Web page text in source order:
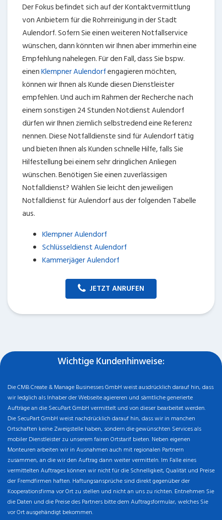
Der Fokus befindet sich auf der Kontaktvermittlung
von Anbietern für die Rohrreinigung in der Stadt
Aulendorf. Sofern Sie einen weiteren Notfallservice
wünschen, dann könnten wir Ihnen aber immerhin eine
Empfehlung nahelegen. Für den Fall, dass Sie bspw.
einenKlempner Aulendorfengagieren möchten,
können wir Ihnen als Kunde diesen Dienstleister
empfehlen. Und auch im Rahmen der Recherche nach
einem sonstigen 24 Stunden Notdienst Aulendorf
dürfen wir Ihnen ziemlich selbstredend eine Referenz
nennen. Diese Notfalldienste sind für Aulendorf tätig
und bieten Ihnen als Kunden schnelle Hilfe, falls Sie
Hilfestellung bei einem sehr dringlichen Anliegen
wünschen. Benötigen Sie einen zuverlässigen
Notfalldienst? Wählen Sie leicht den jeweiligen
Notfalldienst für Aulendorf aus der folgenden Tabelle
aus.
Klempner Aulendorf
Schlüsseldienst Aulendorf
Kammerjäger Aulendorf
JETZT ANRUFEN
Wichtige Kundenhinweise:
Die CMB Create & Manage Businesses GmbH weist ausdrücklich darauf hin, dass
wir ledglich als Inhaber der Webseite agiereren und sämtliche generierte
Aufträge an die SecuPart GmbH vermittelt und von dieser bearbeitet werden.
Die SecuPart GmbH weist nachdrücklich darauf hin, dass wir in manchen
Ortschaften keine Zweigstelle haben, sondern die gewünschten Services als
mobiler Dienstleister zu unserem fairen Ortstarif bieten. Neben eigenen
Monteuren arbeiten wir in Ausnahmen auch mit regionalen Partnern
zusammen, an die wir den Auftrag dann weiter vermitteln. Im Falle eines
vermittelten Auftrages können wir nicht für die Schnelligkeit, Qualität und Preise
der Fremdfirmen haften. Haftungsansprüche sind direkt gegenüber der
Kooperationsfirma vor Ort zu stellen und nicht an uns zu richten. Entnehmen Sie
die Daten und die Preise des Partners bitte dem Auftragsformular, welches Sie
vor Ort ausgehändigt bekommen.